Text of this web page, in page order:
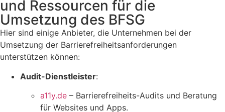
und Ressourcen für die
Umsetzung des BFSG
Hier sind einige Anbieter, die Unternehmen bei der
Umsetzung der Barrierefreiheitsanforderungen
unterstützen können:
Audit-Dienstleister:
a11y.de – Barrierefreiheits-Audits und Beratung
für Websites und Apps.